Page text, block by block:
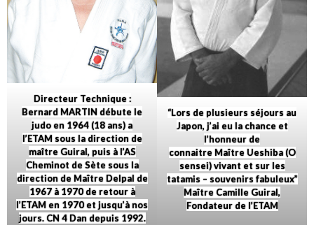
Directeur Technique :
Bernard MARTIN débute le
judo en 1964 (18 ans) a
l’ETAM sous la direction de
maître Guiral, puis à l’AS
Cheminot de Sète sous la
direction de Maître Delpal de
1967 à 1970 de retour à
l’ETAM en 1970 et jusqu’à nos
jours. CN 4 Dan depuis 1992.
“Lors de plusieurs séjours au
Japon, j’ai eu la chance et
l’honneur de
connaitre Maître Ueshiba (O
sensei) vivant et sur les
tatamis – souvenirs fabuleux”
Maître Camille Guiral,
Fondateur de l’ETAM